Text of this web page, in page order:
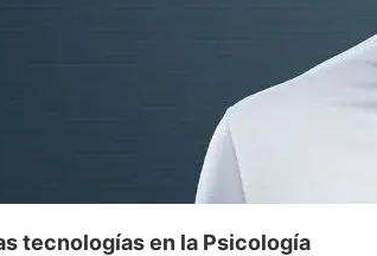
tecnologías en la Psicología